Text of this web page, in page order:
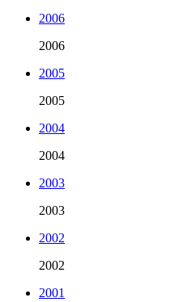
2006
2006
2005
2005
2004
2004
2003
2003
2002
2002
2001